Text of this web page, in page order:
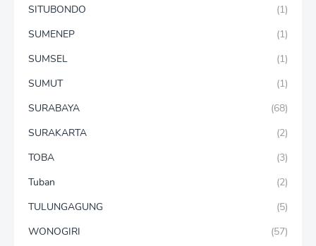
SITUBONDO
(1)
SUMENEP
(1)
SUMSEL
(1)
SUMUT
(1)
SURABAYA
(68)
SURAKARTA
(2)
TOBA
(3)
Tuban
(2)
TULUNGAGUNG
(5)
WONOGIRI
(57)